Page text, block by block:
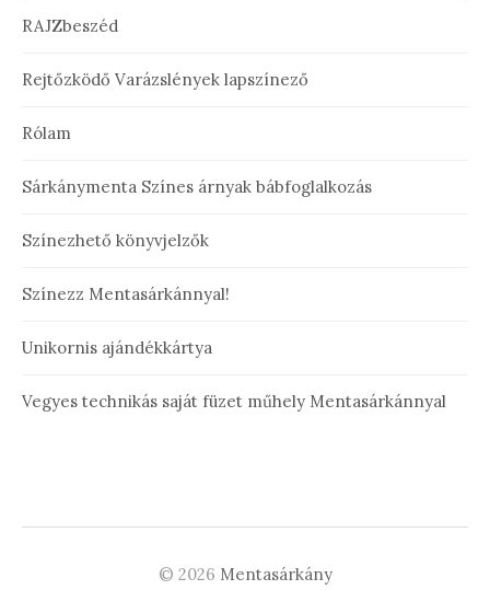
RAJZbeszéd
Rejtőzködő Varázslények lapszínező
Rólam
Sárkánymenta Színes árnyak bábfoglalkozás
Színezhető könyvjelzők
Színezz Mentasárkánnyal!
Unikornis ajándékkártya
Vegyes technikás saját füzet műhely Mentasárkánnyal
© 2026 Mentasárkány